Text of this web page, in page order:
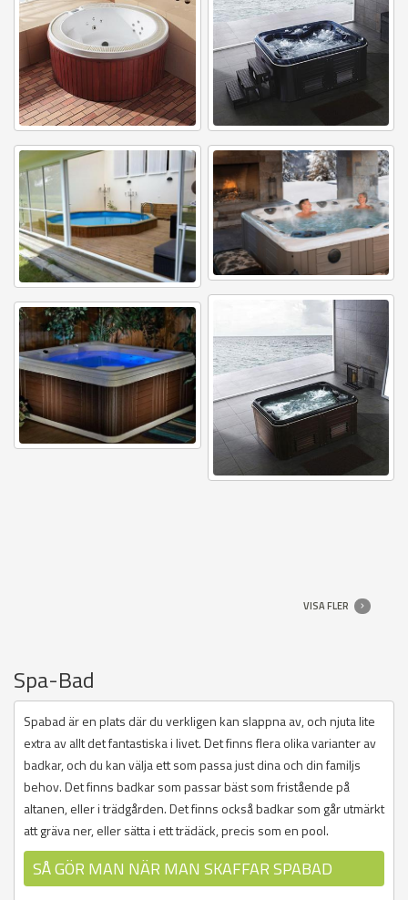
VISA FLER
Spa-Bad
Spabad är en plats där du verkligen kan slappna av, och njuta lite
extra av allt det fantastiska i livet. Det finns flera olika varianter av
badkar, och du kan välja ett som passa just dina och din familjs
behov. Det finns badkar som passar bäst som fristående på
altanen, eller i trädgården. Det finns också badkar som går utmärkt
att gräva ner, eller sätta i ett trädäck, precis som en pool.
SÅ GÖR MAN NÄR MAN SKAFFAR SPABAD